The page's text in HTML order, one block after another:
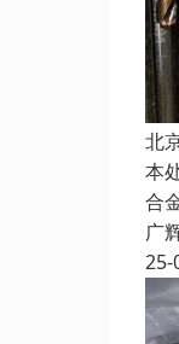
北
本
合
广
25-